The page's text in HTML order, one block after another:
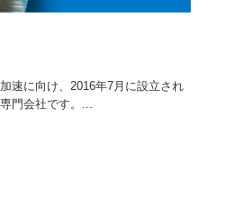
速に向け、2016年7月に設立され
門会社です。...